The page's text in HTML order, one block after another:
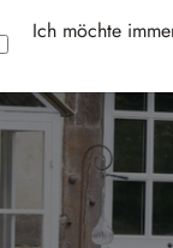
Ich möchte